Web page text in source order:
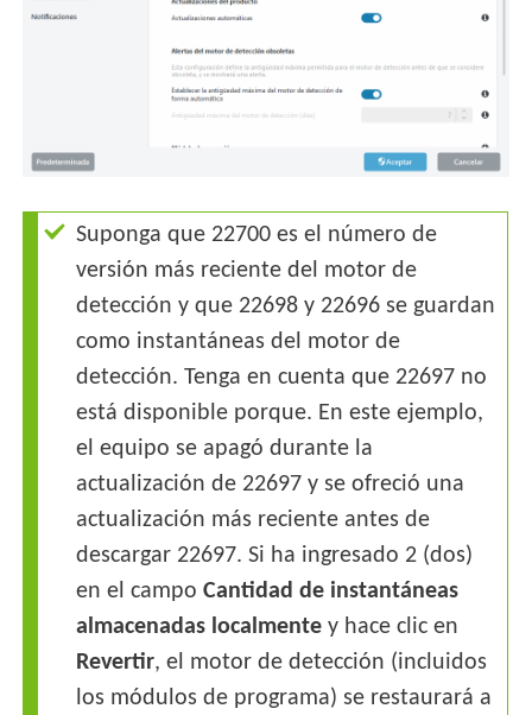
Suponga que 22700 es el número de
versión más reciente del motor de
detección y que 22698 y 22696 se guardan
como instantáneas del motor de
detección. Tenga en cuenta que 22697 no
está disponible porque. En este ejemplo,
el equipo se apagó durante la
actualización de 22697 y se ofreció una
actualización más reciente antes de
descargar 22697. Si ha ingresado 2 (dos)
en el campoCantidad de instantáneas
almacenadas localmente y hace clic en
Revertir, el motor de detección (incluidos
los módulos de programa) se restaurará a